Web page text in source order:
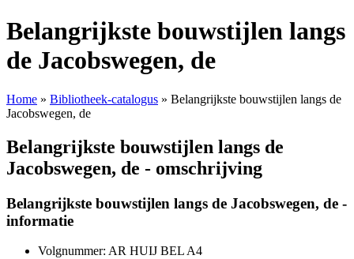
Belangrijkste bouwstijlen langs
de Jacobswegen, de
Home » Bibliotheek-catalogus » Belangrijkste bouwstijlen langs de
Jacobswegen, de
Belangrijkste bouwstijlen langs de
Jacobswegen, de - omschrijving
Belangrijkste bouwstijlen langs de Jacobswegen, de -
informatie
Volgnummer: AR HUIJ BEL A4